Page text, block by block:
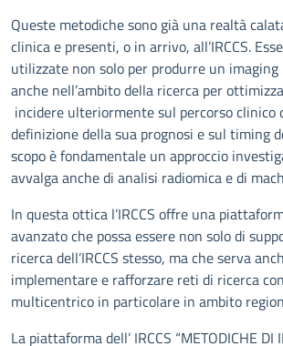
Queste metodiche sono già una realtà
clinica e presenti, o in arrivo, all’IRCCS.
utilizzate non solo per produrre un
anche nell’ambito della ricerca per
incidere ulteriormente sul percorso clinico
definizione della sua prognosi e sul timing
scopo è fondamentale un approccio
avvalga anche di analisi radiomica e di
In questa ottica l’IRCCS offre una
avanzato che possa essere non solo di
ricerca dell’IRCCS stesso, ma che serva
implementare e rafforzare reti di ricerca
multicentrico in particolare in ambito
La piattaforma dell’ IRCCS “METODICHE DI